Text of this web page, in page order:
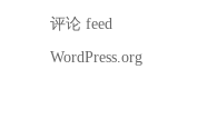
评论 feed
WordPress.org